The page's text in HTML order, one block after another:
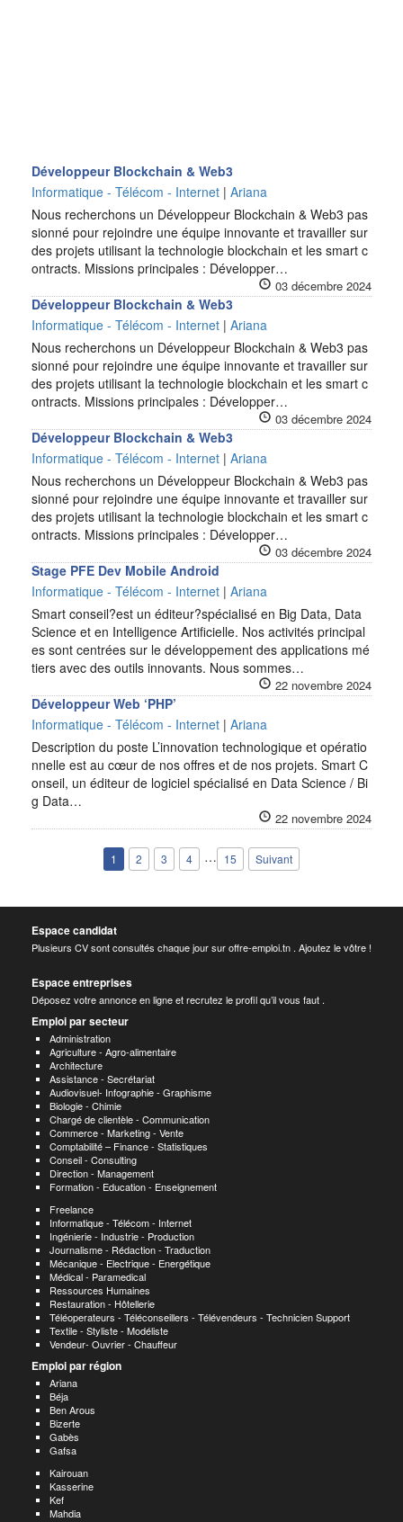
Développeur Blockchain & Web3
Informatique - Télécom - Internet | Ariana
Nous recherchons un Développeur Blockchain & Web3 pas
sionné pour rejoindre une équipe innovante et travailler sur
des projets utilisant la technologie blockchain et les smart c
ontracts. Missions principales : Développer…
03 décembre 2024
Développeur Blockchain & Web3
Informatique - Télécom - Internet | Ariana
Nous recherchons un Développeur Blockchain & Web3 pas
sionné pour rejoindre une équipe innovante et travailler sur
des projets utilisant la technologie blockchain et les smart c
ontracts. Missions principales : Développer…
03 décembre 2024
Développeur Blockchain & Web3
Informatique - Télécom - Internet | Ariana
Nous recherchons un Développeur Blockchain & Web3 pas
sionné pour rejoindre une équipe innovante et travailler sur
des projets utilisant la technologie blockchain et les smart c
ontracts. Missions principales : Développer…
03 décembre 2024
Stage PFE Dev Mobile Android
Informatique - Télécom - Internet | Ariana
Smart conseil?est un éditeur?spécialisé en Big Data, Data
Science et en Intelligence Artificielle. Nos activités principal
es sont centrées sur le développement des applications mé
tiers avec des outils innovants. Nous sommes…
22 novembre 2024
Développeur Web ‘PHP’
Informatique - Télécom - Internet | Ariana
Description du poste L’innovation technologique et opératio
nnelle est au cœur de nos offres et de nos projets. Smart C
onseil, un éditeur de logiciel spécialisé en Data Science / Bi
g Data…
22 novembre 2024
1 2 3 4 … 15 Suivant
Espace candidat
Plusieurs CV sont consultés chaque jour sur offre-emploi.tn . Ajoutez le vôtre !
Espace entreprises
Déposez votre annonce en ligne et recrutez le profil qu’il vous faut .
Emploi par secteur
Administration
Agriculture - Agro-alimentaire
Architecture
Assistance - Secrétariat
Audiovisuel- Infographie - Graphisme
Biologie - Chimie
Chargé de clientèle - Communication
Commerce - Marketing - Vente
Comptabilité – Finance - Statistiques
Conseil - Consulting
Direction - Management
Formation - Education - Enseignement
Freelance
Informatique - Télécom - Internet
Ingénierie - Industrie - Production
Journalisme - Rédaction - Traduction
Mécanique - Electrique - Energétique
Médical - Paramedical
Ressources Humaines
Restauration - Hôtellerie
Téléoperateurs - Téléconseillers - Télévendeurs - Technicien Support
Textile - Styliste - Modéliste
Vendeur- Ouvrier - Chauffeur
Emploi par région
Ariana
Béja
Ben Arous
Bizerte
Gabès
Gafsa
Kairouan
Kasserine
Kef
Mahdia